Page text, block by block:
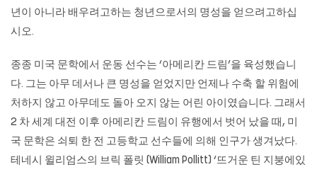
년이 아니라 배우려고하는 청년으로서의 명성을 얻으려고하십
시오.
종종 미국 문학에서 운동 선수는 ‘아메리칸 드림’을 육성했습니
다. 그는 아무 데서나 큰 명성을 얻었지만 언제나 수축 할 위험에
처하지 않고 아무데도 돌아 오지 않는 어린 아이였습니다. 그래서
2 차 세계 대전 이후 아메리칸 드림이 유행에서 벗어 났을 때, 미
국 문학은 쇠퇴 한 전 고등학교 선수들에 의해 인구가 생겨났다.
테네시 윌리엄스의 브릭 폴릿 (William Pollitt) ‘뜨거운 틴 지붕에있